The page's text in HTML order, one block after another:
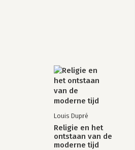
Louis Dupré
Religie en het
ontstaan van de
moderne tijd